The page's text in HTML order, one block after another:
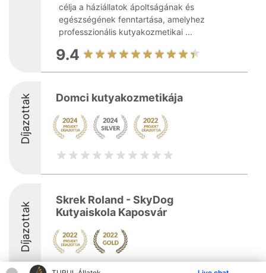
célja a háziállatok ápoltságának és
egészségének fenntartása, amelyhez
professzionális kutyakozmetikai ...
9.4
Díjazottak Domci kutyakozmetikája
Díjazottak
Skrek Roland - SkyDog
Kutyaiskola Kaposvár